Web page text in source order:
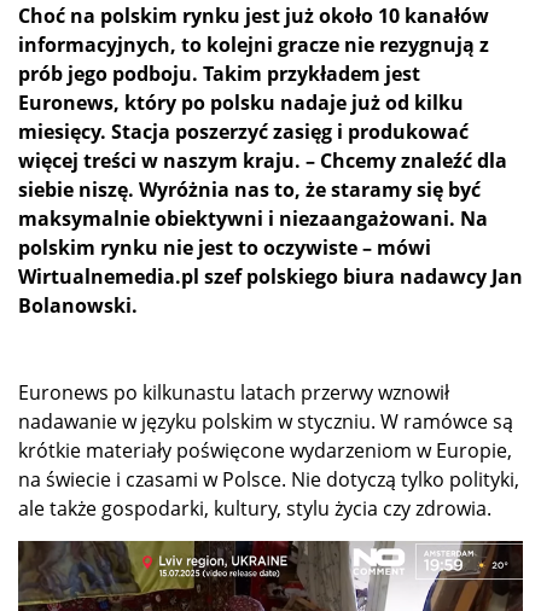
Choć na polskim rynku jest już około 10 kanałów
informacyjnych, to kolejni gracze nie rezygnują z
prób jego podboju. Takim przykładem jest
Euronews, który po polsku nadaje już od kilku
miesięcy. Stacja poszerzyć zasięg i produkować
więcej treści w naszym kraju. – Chcemy znaleźć dla
siebie niszę. Wyróżnia nas to, że staramy się być
maksymalnie obiektywni i niezaangażowani. Na
polskim rynku nie jest to oczywiste – mówi
Wirtualnemedia.pl szef polskiego biura nadawcy Jan
Bolanowski.
Euronews po kilkunastu latach przerwy wznowił
nadawanie w języku polskim w styczniu. W ramówce są
krótkie materiały poświęcone wydarzeniom w Europie,
na świecie i czasami w Polsce. Nie dotyczą tylko polityki,
ale także gospodarki, kultury, stylu życia czy zdrowia.